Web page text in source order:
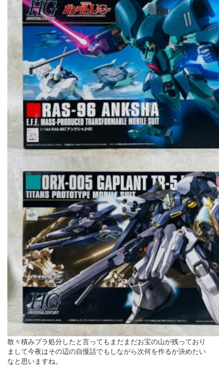
散々積みプラ処分したと言ってもまだまだお宝の山が残っており
まして今夜はその辺の自慢話でもしながら次何を作るか決めたい
なと思いますね。